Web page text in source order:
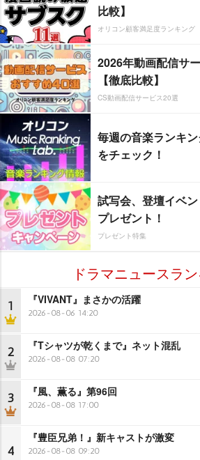
比較】
オリコン顧客満足度ランキング
2026年動画配信サ
【徹底比較】
CS動画配信サービス20選
毎週の音楽ランキ
をチェック！
試写会、登壇イベ
プレゼント！
プレゼント特集
ドラマニュースラ
1 『VIVANT』まさかの活躍
2026-08-06 14:20
2 『Tシャツが乾くまで』ネット混乱
2026-08-08 07:20
3 『風、薫る』第96回
2026-08-08 17:00
4
『豊臣兄弟！』新キャストが激変
2026-08-08 09:20